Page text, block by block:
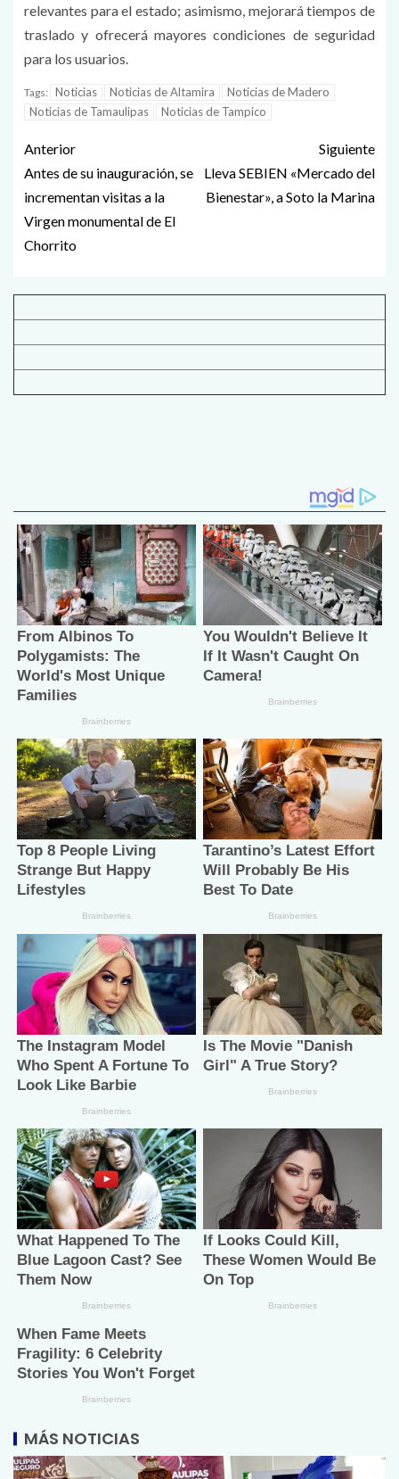
relevantes para el estado; asimismo, mejorará tiempos de
traslado y ofrecerá mayores condiciones de seguridad
para los usuarios.
Tags: Noticias Noticias de Altamira
Noticias de Madero
Noticias de Tamaulipas
Noticias de Tampico
Anterior
Antes de su inauguración, se
incrementan visitas a la
Virgen monumental de El
Chorrito
Siguiente
Lleva SEBIEN «Mercado del
Bienestar», a Soto la Marina
MÁS NOTICIAS